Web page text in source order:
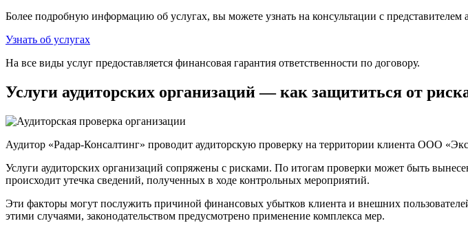
Более подробную информацию об услугах, вы можете узнать на консультации с представителем
Узнать об услугах
На все виды услуг предоставляется финансовая гарантия ответственности по договору.
Услуги аудиторских организаций — как защититься от
Аудитор «Радар-Консалтинг» проводит аудиторскую проверку на территории клиента ООО
Услуги аудиторских организаций сопряжены с рисками. По итогам проверки может быть
происходит утечка сведений, полученных в ходе контрольных мероприятий.
Эти факторы могут послужить причиной финансовых убытков клиента и внешних
этими случаями, законодательством предусмотрено применение комплекса мер.